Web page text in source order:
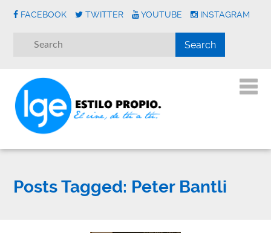
FACEBOOK TWITTER YOUTUBE INSTAGRAM
Posts Tagged: Peter Bantli